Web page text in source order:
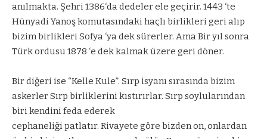
anılmakta. Şehri 1386‘da dedeler ele geçirir. 1443 ‘te
Hünyadi Yanoş komutasındaki haçlı birlikleri geri alıp
bizim birlikleri Sofya ‘ya dek sürerler. Ama Bir yıl sonra
Türk ordusu 1878 ‘e dek kalmak üzere geri döner.
Bir diğeri ise “Kelle Kule”. Sırp isyanı sırasında bizim
askerler Sırp birliklerini kıstırırlar. Sırp soylularından
biri kendini feda ederek
cephaneliği patlatır. Rivayete göre bizden on, onlardan